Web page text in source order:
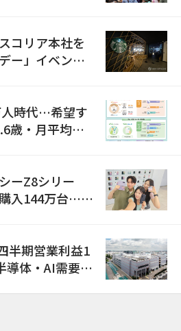
コリア本社を
ー」イベント
時代…希望す
歳・月平均賃
ーZ8シリー
入144万台…
半期営業利益1
体・AI需要増